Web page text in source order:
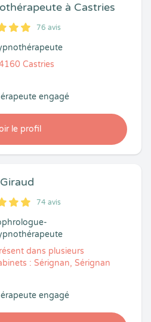
à Castries
76 avis
Castries
le profil
engagé
74 avis
dans plusieurs
: Sérignan, Sérignan
engagé